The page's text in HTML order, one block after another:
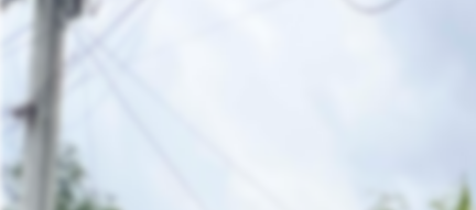
ที่ดินเปล่า 101 ตร.ว.
รัตนาธิเบศร์ 9 - เรว